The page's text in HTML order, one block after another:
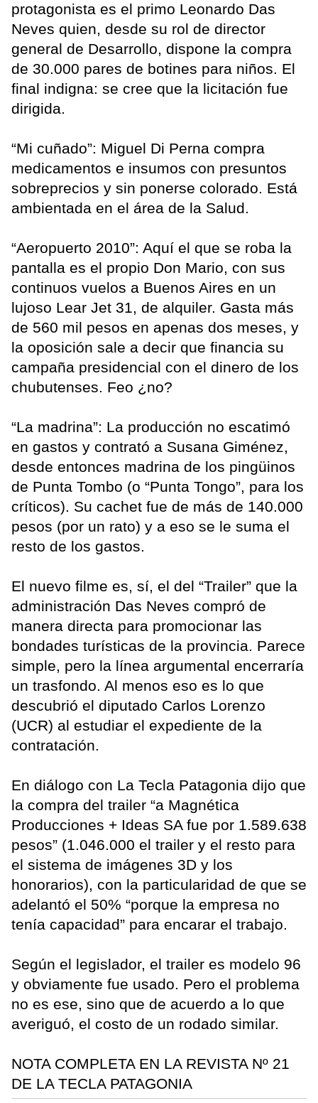
protagonista es el primo Leonardo Das
Neves quien, desde su rol de director
general de Desarrollo, dispone la compra
de 30.000 pares de botines para niños. El
final indigna: se cree que la licitación fue
dirigida.
“Mi cuñado”: Miguel Di Perna compra
medicamentos e insumos con presuntos
sobreprecios y sin ponerse colorado. Está
ambientada en el área de la Salud.
“Aeropuerto 2010”: Aquí el que se roba la
pantalla es el propio Don Mario, con sus
continuos vuelos a Buenos Aires en un
lujoso Lear Jet 31, de alquiler. Gasta más
de 560 mil pesos en apenas dos meses, y
la oposición sale a decir que financia su
campaña presidencial con el dinero de los
chubutenses. Feo ¿no?
“La madrina”: La producción no escatimó
en gastos y contrató a Susana Giménez,
desde entonces madrina de los pingüinos
de Punta Tombo (o “Punta Tongo”, para los
críticos). Su cachet fue de más de 140.000
pesos (por un rato) y a eso se le suma el
resto de los gastos.
El nuevo filme es, sí, el del “Trailer” que la
administración Das Neves compró de
manera directa para promocionar las
bondades turísticas de la provincia. Parece
simple, pero la línea argumental encerraría
un trasfondo. Al menos eso es lo que
descubrió el diputado Carlos Lorenzo
(UCR) al estudiar el expediente de la
contratación.
En diálogo con La Tecla Patagonia dijo que
la compra del trailer “a Magnética
Producciones + Ideas SA fue por 1.589.638
pesos” (1.046.000 el trailer y el resto para
el sistema de imágenes 3D y los
honorarios), con la particularidad de que se
adelantó el 50% “porque la empresa no
tenía capacidad” para encarar el trabajo.
Según el legislador, el trailer es modelo 96
y obviamente fue usado. Pero el problema
no es ese, sino que de acuerdo a lo que
averiguó, el costo de un rodado similar.
NOTA COMPLETA EN LA REVISTA Nº 21
DE LA TECLA PATAGONIA